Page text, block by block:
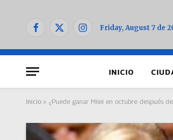
Facebook
X
InstagramFriday, August 7 de
INICIO
Inicio » ¿Puede ganar Milei en octubre después